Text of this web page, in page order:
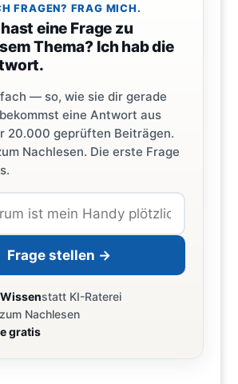
FRAGEN? FRAG MICH.
eine Frage zu
Thema? Ich hab die
— so, wie sie dir gerade
eine Antwort aus
20.000 geprüften Beiträgen.
Nachlesen. Die erste Frage
Frage stellen →
statt KI-Raterei
Nachlesen
gratis